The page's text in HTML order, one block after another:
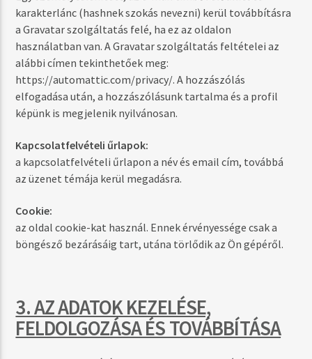
karakterlánc (hashnek szokás nevezni) kerül továbbításra
a Gravatar szolgáltatás felé, ha ez az oldalon
használatban van. A Gravatar szolgáltatás feltételei az
alábbi címen tekinthetőek meg:
https://automattic.com/privacy/. A hozzászólás
elfogadása után, a hozzászólásunk tartalma és a profil
képünk is megjelenik nyilvánosan.
Kapcsolatfelvételi űrlapok:
a kapcsolatfelvételi űrlapon a név és email cím, továbbá
az üzenet témája kerül megadásra.
Cookie:
az oldal cookie-kat használ. Ennek érvényessége csak a
böngésző bezárásáig tart, utána törlődik az Ön gépéről.
3. AZ ADATOK KEZELÉSE,
FELDOLGOZÁSA ÉS TOVÁBBÍTÁSA